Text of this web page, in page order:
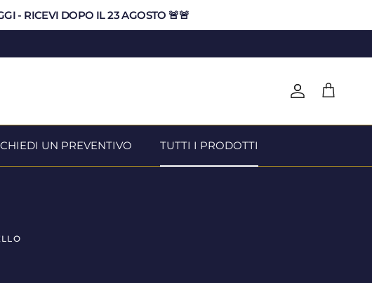
- RICEVI DOPO IL 23 AGOSTO 🚨🚨
AccountCarrello
UN PREVENTIVO TUTTI I PRODOTTI